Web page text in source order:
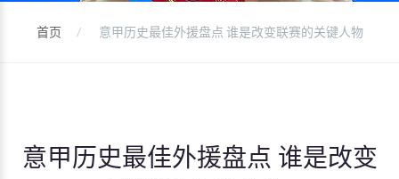
首页 意甲历史最佳外援盘点 谁是改变联赛的关键人物
意甲历史最佳外援盘点 谁是改变